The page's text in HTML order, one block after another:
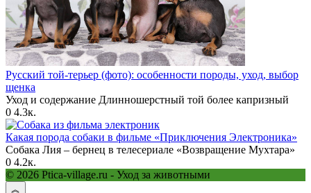
Русский той-терьер (фото): особенности породы, уход, выбор
щенка
Уход и содержание Длинношерстный той более капризный
0 4.3к.
Какая порода собаки в фильме «Приключения Электроника»
Собака Лия – бернец в телесериале «Возвращение Мухтара»
0 4.2к.
© 2026 Ptica-village.ru - Уход за животными